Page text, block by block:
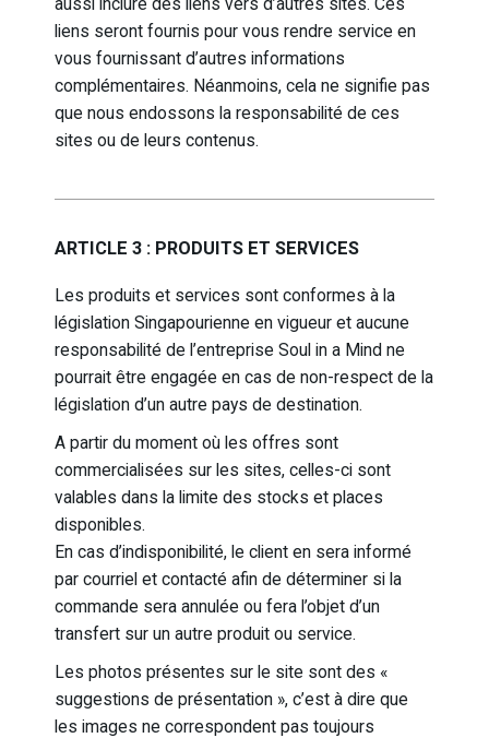
liens seront fournis pour vous rendre service en
vous fournissant d’autres informations
complémentaires. Néanmoins, cela ne signifie pas
que nous endossons la responsabilité de ces
sites ou de leurs contenus.
ARTICLE 3 : PRODUITS ET SERVICES
Les produits et services sont conformes à la
législation Singapourienne en vigueur et aucune
responsabilité de l’entreprise Soul in a Mind ne
pourrait être engagée en cas de non-respect de la
législation d’un autre pays de destination.
A partir du moment où les offres sont
commercialisées sur les sites, celles-ci sont
valables dans la limite des stocks et places
disponibles.
En cas d’indisponibilité, le client en sera informé
par courriel et contacté afin de déterminer si la
commande sera annulée ou fera l’objet d’un
transfert sur un autre produit ou service.
Les photos présentes sur le site sont des «
suggestions de présentation », c’est à dire que
les images ne correspondent pas toujours